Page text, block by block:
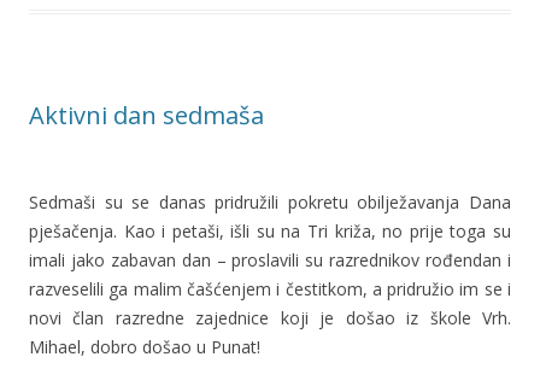
Aktivni dan sedmaša
Sedmaši su se danas pridružili pokretu obilježavanja Dana
pješačenja. Kao i petaši, išli su na Tri križa, no prije toga su
imali jako zabavan dan – proslavili su razrednikov rođendan i
razveselili ga malim čašćenjem i čestitkom, a pridružio im se i
novi član razredne zajednice koji je došao iz škole Vrh.
Mihael, dobro došao u Punat!